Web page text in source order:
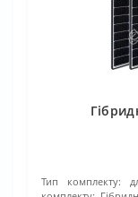
Тип комплекту: